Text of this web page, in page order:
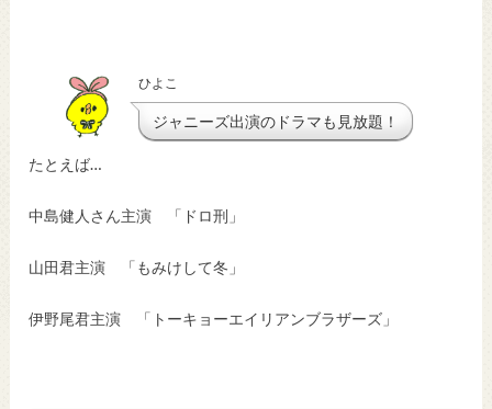
ひよこ
ジャニーズ出演のドラマも見放題！
たとえば…
中島健人さん主演 「ドロ刑」
山田君主演 「もみけして冬」
伊野尾君主演 「トーキョーエイリアンブラザーズ」